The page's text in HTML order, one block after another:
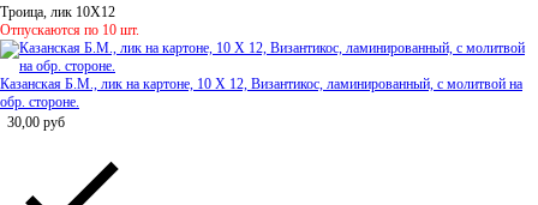
Троица, лик 10Х12
Отпускаются по 10 шт.
Казанская Б.М., лик на картоне, 10 Х 12, Византикос, ламинированный, с молитвой на
обр. стороне.
30,00 руб